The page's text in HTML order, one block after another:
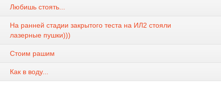
Любишь стоять...
На ранней стадии закрытого теста на ИЛ2 стояли
лазерные пушки)))
Стоим рашим
Как в воду...